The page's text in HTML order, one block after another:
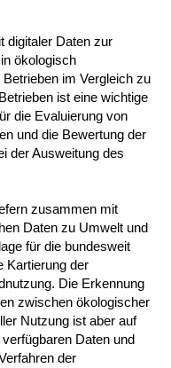
digitaler Daten zur
ökologisch
im Vergleich zu
ist eine wichtige
die Evaluierung von
und die Bewertung der
der Ausweitung des
zusammen mit
Daten zu Umwelt und
für die bundesweit
Kartierung der
Die Erkennung
zwischen ökologischer
Nutzung ist aber auf
Daten und
der